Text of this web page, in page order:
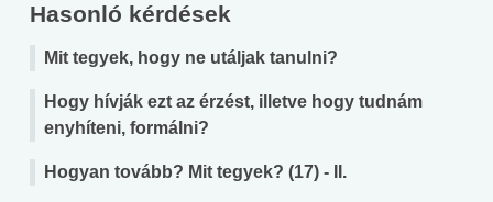
Hasonló kérdések
Mit tegyek, hogy ne utáljak tanulni?
Hogy hívják ezt az érzést, illetve hogy tudnám
enyhíteni, formálni?
Hogyan tovább? Mit tegyek? (17) - II.